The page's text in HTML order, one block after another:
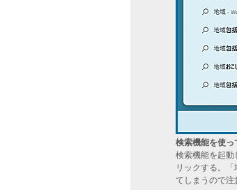
検索機能を使っ
検索機能を起動
リックする。
てしまうので注